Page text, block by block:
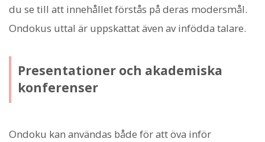
du se till att innehållet förstås på deras modersmål.
Ondokus uttal är uppskattat även av infödda talare.
Presentationer och akademiska
konferenser
Ondoku kan användas både för att öva inför